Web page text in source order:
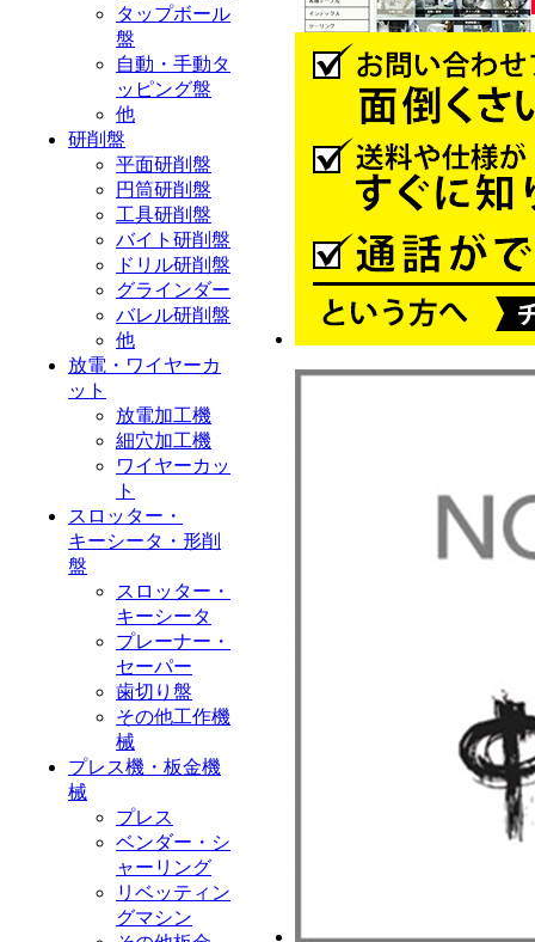
タップボール
盤
自動・手動タ
ッピング盤
他
研削盤
平面研削盤
円筒研削盤
工具研削盤
バイト研削盤
ドリル研削盤
グラインダー
バレル研削盤
他
放電・ワイヤーカ
ット
放電加工機
細穴加工機
ワイヤーカッ
ト
スロッター・
キーシータ・形削
盤
スロッター・
キーシータ
プレーナー・
セーパー
歯切り盤
その他工作機
械
プレス機・板金機
械
プレス
ベンダー・シ
ャーリング
リベッティン
グマシン